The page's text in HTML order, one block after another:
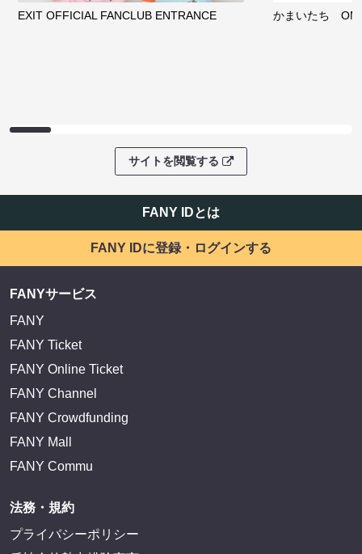
EXIT OFFICIAL FANCLUB ENTRANCE かまいたち
サイトを閲覧する
FANY IDとは
FANY IDに登録・ログインする
FANYサービス
FANY
FANY Ticket
FANY Online Ticket
FANY Channel
FANY Crowdfunding
FANY Mall
FANY Commu
法務・規約
プライバシーポリシー